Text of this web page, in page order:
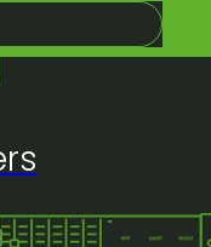
tube –